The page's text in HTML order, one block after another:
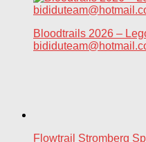
Bloodtrails 2026 –
Flowtrail Stromberg